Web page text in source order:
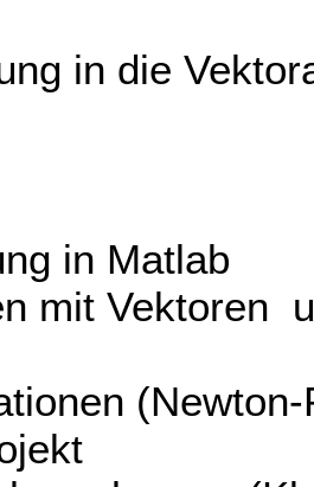
in die
in Matlab
mit Vektoren